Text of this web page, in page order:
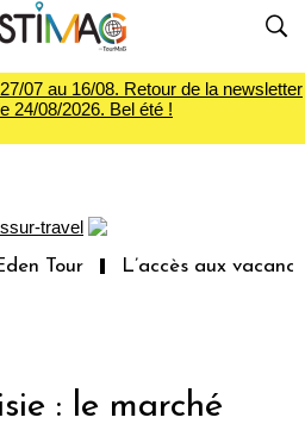
07 au 16/08. Retour de la newsletter
24/08/2026. Bel été !
Tour L’accès aux
: le marché